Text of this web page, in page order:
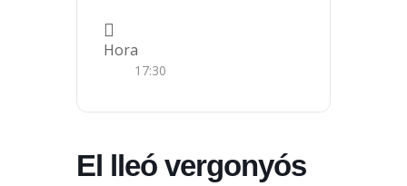
Hora
17:30
El lleó vergonyós